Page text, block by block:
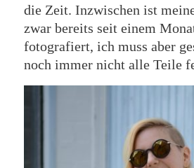
die Zeit. Inzwischen ist
zwar bereits seit einem
fotografiert, ich muss aber
noch immer nicht alle Teile